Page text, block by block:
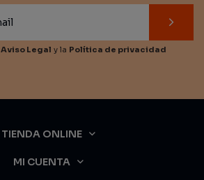
Aviso Legal y la Política de privacidad
TIENDA ONLINE
MI CUENTA